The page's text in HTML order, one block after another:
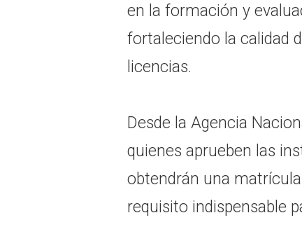
en la formación y
fortaleciendo la calidad
licencias.
Desde la Agencia
quienes aprueben las
obtendrán una
requisito indispensable